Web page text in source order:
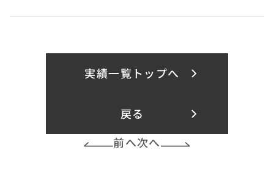
実績一覧トップへ
戻る
前へ次へ